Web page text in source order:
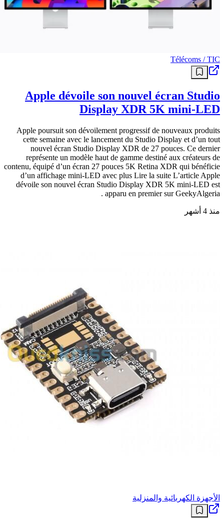
Télécoms / TIC
Apple dévoile son nouvel écran Studio
Display XDR 5K mini-LED
Apple poursuit son dévoilement progressif de nouveaux produits
cette semaine avec le lancement du Studio Display et d’un tout
nouvel écran Studio Display XDR de 27 pouces. Ce dernier
représente un modèle haut de gamme destiné aux créateurs de
contenu, équipé d’un écran 27 pouces 5K Retina XDR qui bénéficie
d’un affichage mini-LED avec plus Lire la suite L’article Apple
dévoile son nouvel écran Studio Display XDR 5K mini-LED est
apparu en premier sur GeekyAlgeria .
منذ 4 أشهر
الأجهزة الكهربائية والمنزلية